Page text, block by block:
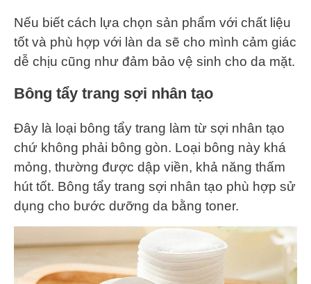
Nếu biết cách lựa chọn sản phẩm với chất liệu
tốt và phù hợp với làn da sẽ cho mình cảm giác
dễ chịu cũng như đảm bảo vệ sinh cho da mặt.
Bông tẩy trang sợi nhân tạo
Đây là loại bông tẩy trang làm từ sợi nhân tạo
chứ không phải bông gòn. Loại bông này khá
mỏng, thường được dập viền, khả năng thấm
hút tốt. Bông tẩy trang sợi nhân tạo phù hợp sử
dụng cho bước dưỡng da bằng toner.